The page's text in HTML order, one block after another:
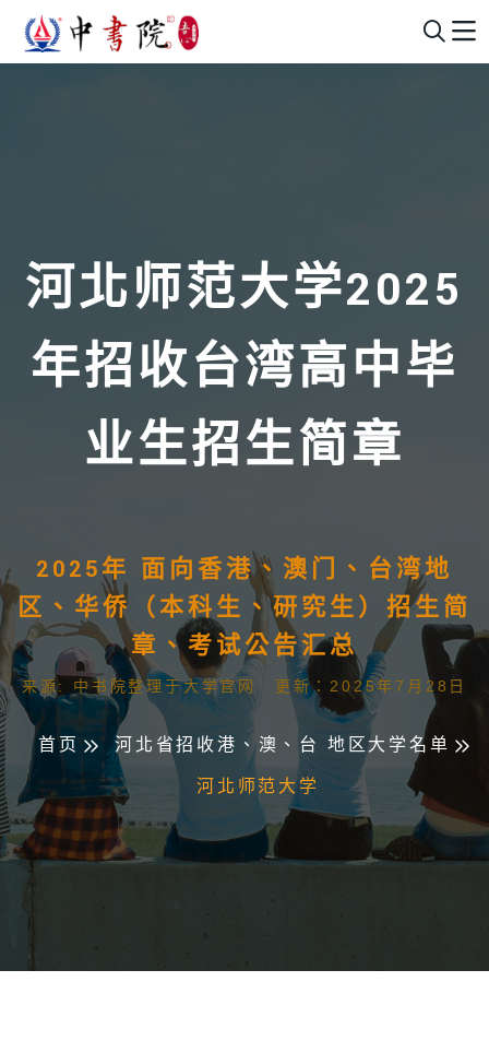
河北师范大学2025
年招收台湾高中毕
业生招生简章
2025年 面向香港、澳门、台湾地
区、华侨（本科生、研究生）招生简
章、考试公告汇总
来源: 中书院整理于大学官网 更新：2025年7月28日
首页 河北省招收港、澳、台 地区大学名单
河北师范大学